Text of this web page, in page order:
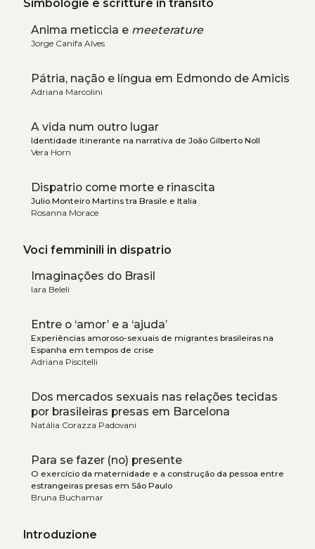
Simbologie e scritture in transito
Anima meticcia e meeterature
Jorge Canifa Alves
Pátria, nação e língua em Edmondo de Amicis
Adriana Marcolini
A vida num outro lugar
Identidade itinerante na narrativa de João Gilberto Noll
Vera Horn
Dispatrio come morte e rinascita
Julio Monteiro Martins tra Brasile e Italia
Rosanna Morace
Voci femminili in dispatrio
Imaginações do Brasil
Iara Beleli
Entre o ‘amor’ e a ‘ajuda’
Experiências amoroso-sexuais de migrantes brasileiras na
Espanha em tempos de crise
Adriana Piscitelli
Dos mercados sexuais nas relações tecidas
por brasileiras presas em Barcelona
Natália Corazza Padovani
Para se fazer (no) presente
O exercício da maternidade e a construção da pessoa entre
estrangeiras presas em São Paulo
Bruna Buchamar
Introduzione